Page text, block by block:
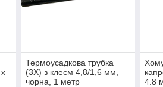
Термоусадкова трубка
(3X) з клеєм 4,8/1,6 мм,
чорна, 1 метр
4.8